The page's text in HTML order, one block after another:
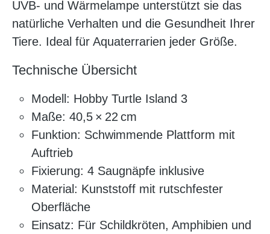
UVB- und Wärmelampe unterstützt sie das
natürliche Verhalten und die Gesundheit Ihrer
Tiere. Ideal für Aquaterrarien jeder Größe.
Technische Übersicht
Modell: Hobby Turtle Island 3
Maße: 40,5 × 22 cm
Funktion: Schwimmende Plattform mit
Auftrieb
Fixierung: 4 Saugnäpfe inklusive
Material: Kunststoff mit rutschfester
Oberfläche
Einsatz: Für Schildkröten, Amphibien und